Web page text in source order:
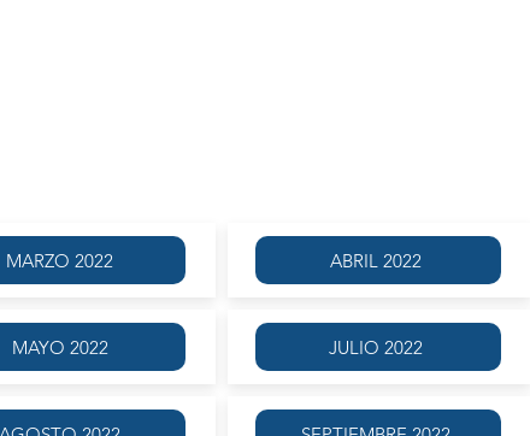
MARZO 2022
MAYO 2022
ABRIL 2022
JULIO 2022